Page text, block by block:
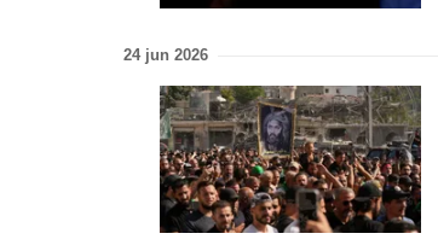
24 jun 2026